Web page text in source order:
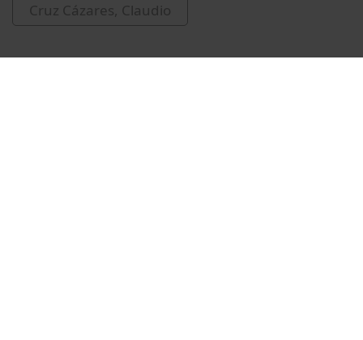
Cruz Cázares, Claudio